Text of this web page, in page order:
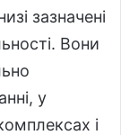
зазначені
Вони
у
і